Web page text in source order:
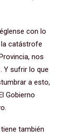
con lo
la catástrofe
nos
Y sufrir lo que
a esto,
Gobierno
también